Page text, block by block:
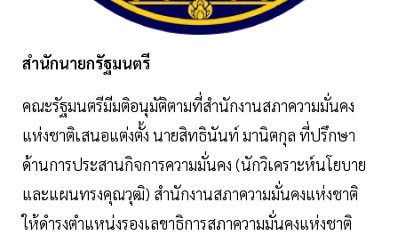
สำนักนายกรัฐมนตรี
คณะรัฐมนตรีมีมติอนุมัติตามที่สำนักงานสภาความมั่นคง
แห่งชาติเสนอแต่งตั้ง นายสิทธินันท์ มานิตกุล ที่ปรึกษา
ด้านการประสานกิจการความมั่นคง (นักวิเคราะห์นโยบาย
และแผนทรงคุณวุฒิ) สำนักงานสภาความมั่นคงแห่งชาติ
ให้ดำรงตำแหน่งรองเลขาธิการสภาความมั่นคงแห่งชาติ